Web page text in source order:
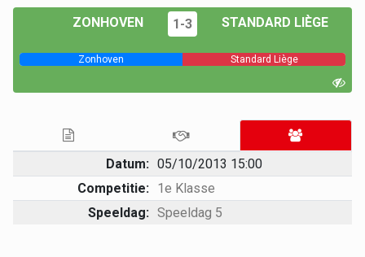
ZONHOVEN 1-3 STANDARD LIÈGE
Zonhoven Standard Liège
Datum: 05/10/2013 15:00
Competitie: 1e Klasse
Speeldag: Speeldag 5